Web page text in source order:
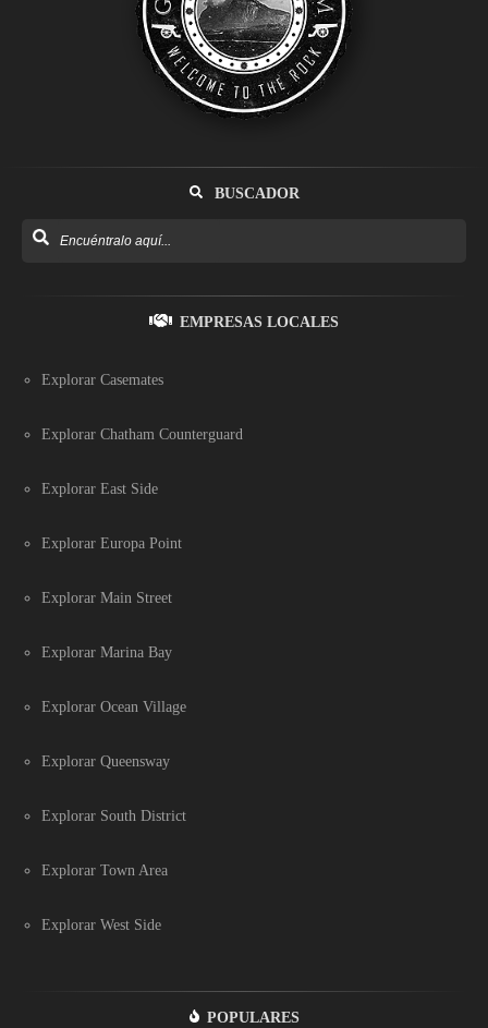
BUSCADOR
EMPRESAS LOCALES
Explorar Casemates
Explorar Chatham Counterguard
Explorar East Side
Explorar Europa Point
Explorar Main Street
Explorar Marina Bay
Explorar Ocean Village
Explorar Queensway
Explorar South District
Explorar Town Area
Explorar West Side
POPULARES